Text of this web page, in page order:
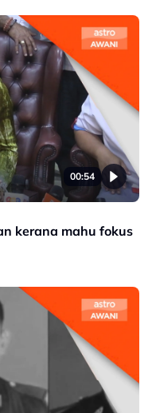
00:54
kerana mahu fokus